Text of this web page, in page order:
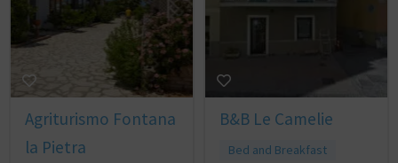
Agriturismo Fontana
la Pietra
B&B Le Camelie
Bed and Breakfast